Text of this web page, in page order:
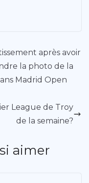
après avoir
la photo de la
Madrid Open
League de Troy
de la semaine?
aimer